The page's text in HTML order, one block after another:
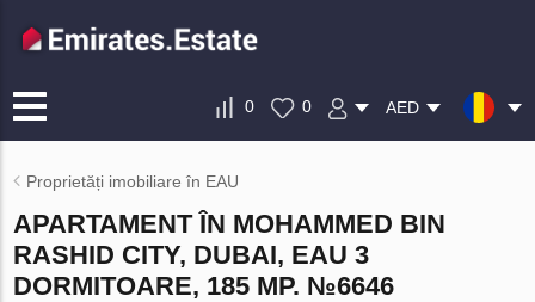
0 0 AED
Proprietăți imobiliare în EAU
APARTAMENT ÎN MOHAMMED BIN
RASHID CITY, DUBAI, EAU 3
DORMITOARE, 185 MP. №6646